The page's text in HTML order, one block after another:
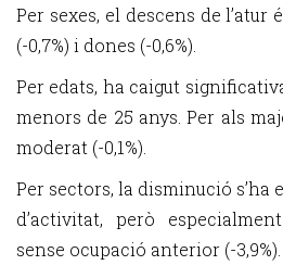
Per sexes, el descens de
(-0,7%) i dones (-0,6%).
Per edats, ha caigut
menors de 25 anys. Per als
moderat (-0,1%).
Per sectors, la disminució s’ha
d’activitat, però
sense ocupació anterior (-3,9%).